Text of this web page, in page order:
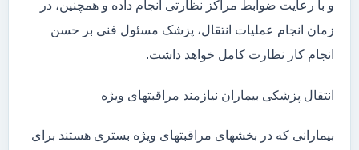
و با رعایت ضوابط مراکز نظارتی انجام داده و همچنین، در
زمان انجام عملیات انتقال، پزشک مسئول فنی بر حسن
انجام کار نظارت کامل خواهد داشت.
انتقال پزشکی بیماران نیازمند مراقبتهای ویژه
بیمارانی که در بخشهای مراقبتهای ویژه بستری هستند برای